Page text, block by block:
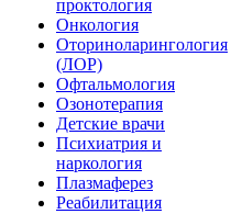
проктология
Онкология
Оториноларингология
(ЛОР)
Офтальмология
Озонотерапия
Детские врачи
Психиатрия и
наркология
Плазмаферез
Реабилитация